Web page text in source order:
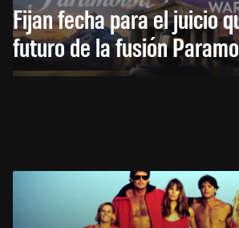
Fijan fecha para el juicio
futuro de la fusión